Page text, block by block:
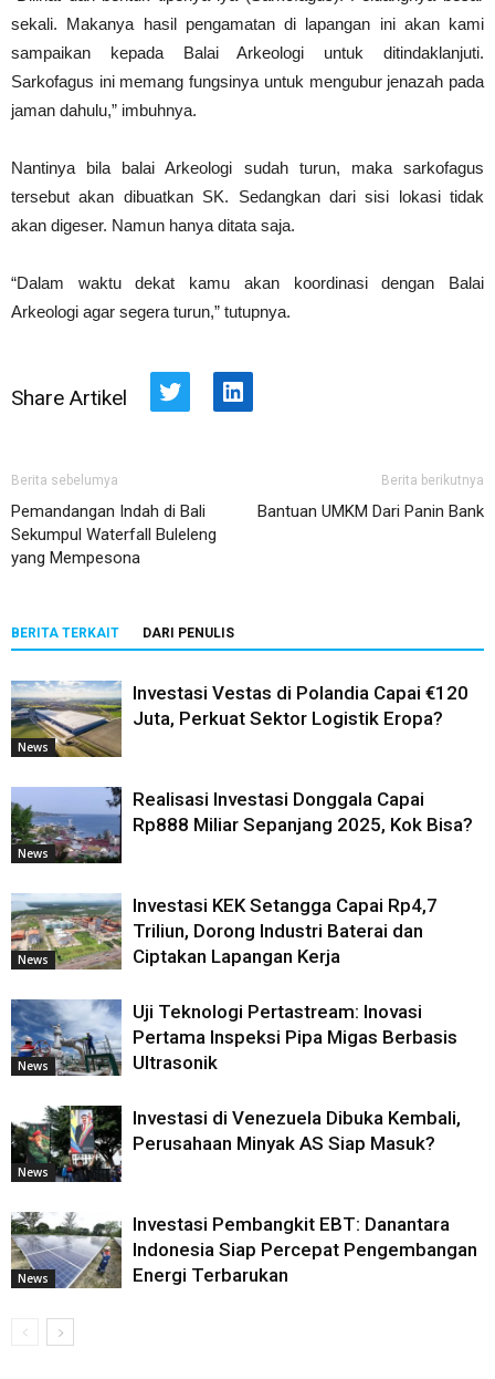
sekali. Makanya hasil pengamatan di lapangan ini akan kami
sampaikan kepada Balai Arkeologi untuk ditindaklanjuti.
Sarkofagus ini memang fungsinya untuk mengubur jenazah pada
jaman dahulu,” imbuhnya.
Nantinya bila balai Arkeologi sudah turun, maka sarkofagus
tersebut akan dibuatkan SK. Sedangkan dari sisi lokasi tidak
akan digeser. Namun hanya ditata saja.
“Dalam waktu dekat kamu akan koordinasi dengan Balai
Arkeologi agar segera turun,” tutupnya.
Share Artikel Twitter LinkedIn
Berita sebelumya
Pemandangan Indah di Bali
Sekumpul Waterfall Buleleng
yang Mempesona
Berita berikutnya
Bantuan UMKM Dari Panin Bank
BERITA TERKAIT DARI PENULIS
News
Investasi Vestas di Polandia Capai €120
Juta, Perkuat Sektor Logistik Eropa?
News
Realisasi Investasi Donggala Capai
Rp888 Miliar Sepanjang 2025, Kok Bisa?
News
Investasi KEK Setangga Capai Rp4,7
Triliun, Dorong Industri Baterai dan
Ciptakan Lapangan Kerja
News
Uji Teknologi Pertastream: Inovasi
Pertama Inspeksi Pipa Migas Berbasis
Ultrasonik
News
Investasi di Venezuela Dibuka Kembali,
Perusahaan Minyak AS Siap Masuk?
News
Investasi Pembangkit EBT: Danantara
Indonesia Siap Percepat Pengembangan
Energi Terbarukan